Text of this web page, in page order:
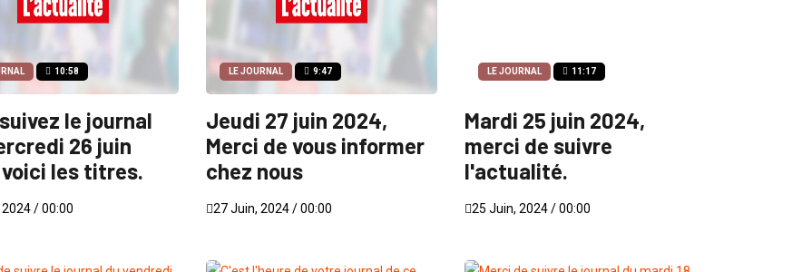
10:58
le journal
26 juin
les titres.
/ 00:00
LE JOURNAL 9:47
Jeudi 27 juin 2024,
Merci de vous informer
chez nous
27 Juin, 2024 / 00:00
LE JOURNAL 11:17
Mardi 25 juin 2024,
merci de suivre
l'actualité.
25 Juin, 2024 / 00:00